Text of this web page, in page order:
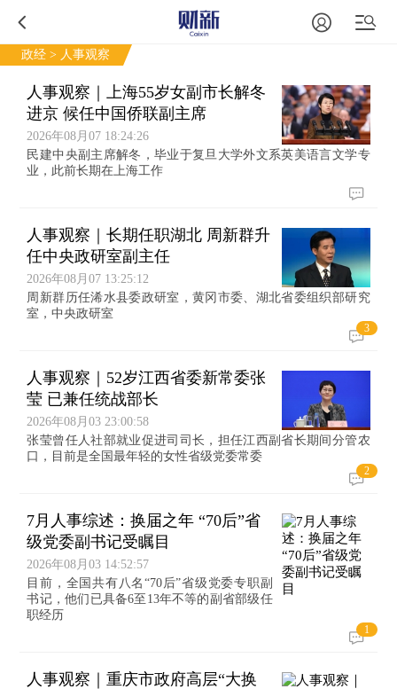
政经 > 人事观察
人事观察｜上海55岁女副市长解冬
进京 候任中国侨联副主席
2026年08月07 18:24:26
民建中央副主席解冬，毕业于复旦大学外文系英美语言文学专
业，此前长期在上海工作
人事观察｜长期任职湖北 周新群升
任中央政研室副主任
2026年08月07 13:25:12
周新群历任浠水县委政研室，黄冈市委、湖北省委组织部研究
室，中央政研室
3
人事观察｜52岁江西省委新常委张
莹 已兼任统战部长
2026年08月03 23:00:58
张莹曾任人社部就业促进司司长，担任江西副省长期间分管农
口，目前是全国最年轻的女性省级党委常委
2
7月人事综述：换届之年 “70后”省
级党委副书记受瞩目
2026年08月03 14:52:57
目前，全国共有八名“70后”省级党委专职副
书记，他们已具备6至13年不等的副省部级任
职经历
1
人事观察｜重庆市政府高层“大换